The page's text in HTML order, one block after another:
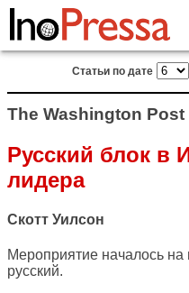
Статьи по дате
The Washington Post |
Русский блок в
лидера
Скотт Уилсон
Мероприятие началось
русский.